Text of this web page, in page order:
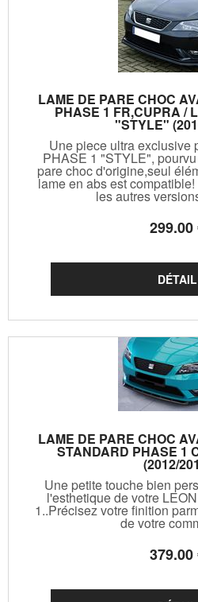
LAME DE PARE CHOC
PHASE 1 FR,CUPRA /
"STYLE"
Une piece ultra exclusive
PHASE 1 "STYLE",
pare choc d'origine,seul
lame en abs est
les autres
299.00
LAME DE PARE CHOC
STANDARD PHASE 1
(2012/
Une petite touche bien
l'esthetique de votre
1..Précisez votre finition
de votre
379.00